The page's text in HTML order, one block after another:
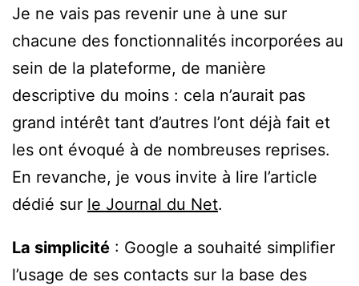
Je ne vais pas revenir une à une sur
chacune des fonctionnalités incorporées au
sein de la plateforme, de manière
descriptive du moins : cela n’aurait pas
grand intérêt tant d’autres l’ont déjà fait et
les ont évoqué à de nombreuses reprises.
En revanche, je vous invite à lire l’article
dédié sur le Journal du Net.
La simplicité : Google a souhaité simplifier
l’usage de ses contacts sur la base des